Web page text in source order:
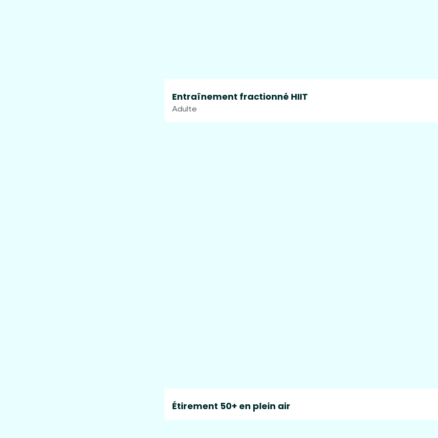
Entraînement fractionné HIIT
Adulte
Étirement 50+ en plein air